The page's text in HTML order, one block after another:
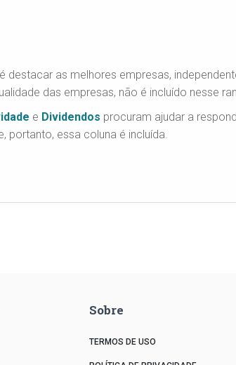
é destacar as melhores empresas,
das empresas, não é incluído nesse
e Dividendos procuram ajudar a
portanto, essa coluna é incluída.
Sobre
TERMOS DE USO